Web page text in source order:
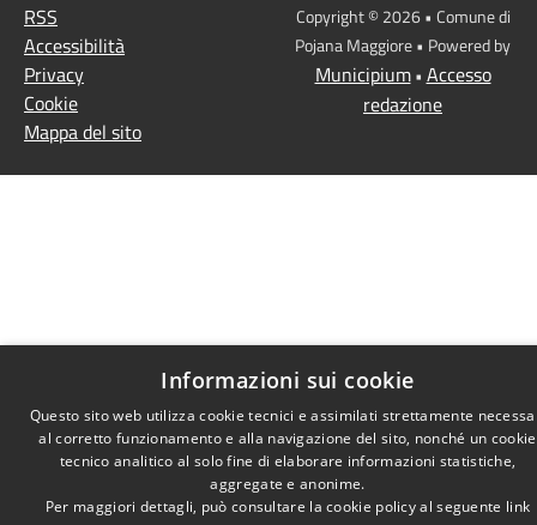
RSS
Accessibilità
Privacy
Cookie
Mappa del sito
Copyright © 2026 • Comune di
Pojana Maggiore • Powered by
Municipium• Accesso
redazione
Informazioni sui cookie
Questo sito web utilizza cookie tecnici e assimilati strettamente
al corretto funzionamento e alla navigazione del sito, nonché un cookie
tecnico analitico al solo fine di elaborare informazioni statistiche,
aggregate e anonime.
Per maggiori dettagli, può consultare la cookie policy al seguente link